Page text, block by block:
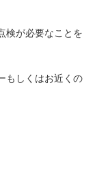
検が必要なことを
もしくはお近くの